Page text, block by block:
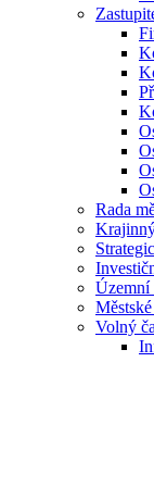
Rada
Územní
Volný